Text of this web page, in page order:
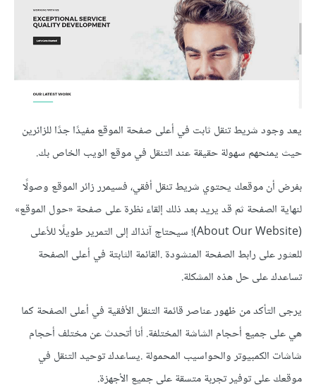
يعد وجود شريط تنقل ثابت في أعلى صفحة الموقع مفيدًا جدًا للزائرين
حيث يمنحهم سهولة حقيقة عند التنقل في موقع الويب الخاص بك.
بفرض أن موقعك يحتوي شريط تنقل أفقي، فسيمرر زائر الموقع وصولًا
لنهاية الصفحة ثم قد يريد بعد ذلك إلقاء نظرة على صفحة «حول الموقع»
(About Our Website)! سيحتاج آنذاك إلى التمرير طويلًا للأعلى
للعثور على رابط الصفحة المنشودة .القائمة الثابتة في أعلى الصفحة
تساعدك على حل هذه المشكلة.
يرجى التأكد من ظهور عناصر قائمة التنقل الأفقية في أعلى الصفحة كما
هي على جميع أحجام الشاشة المختلفة. أنا أتحدث عن مختلف أحجام
شاشات الكمبيوتر والحواسيب المحمولة .يساعدك توحيد التنقل في
موقعك على توفير تجربة متسقة على جميع الأجهزة.